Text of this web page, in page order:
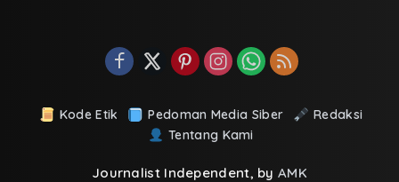
Kode Etik Pedoman Media Siber
Redaksi
Tentang Kami
Journalist Independent, byAMK